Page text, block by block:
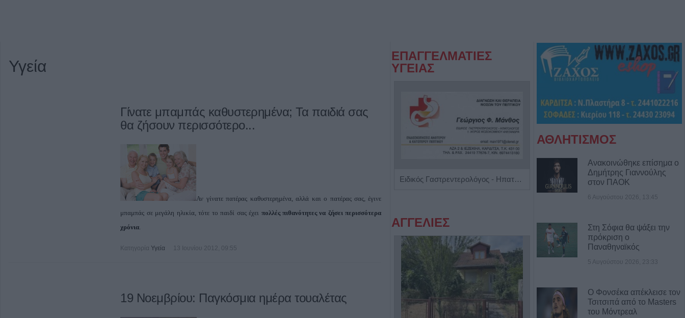
Υγεία
Γίνατε μπαμπάς καθυστερημένα; Τα παιδιά σας
θα ζήσουν περισσότερο...
Αν γίνατε πατέρας καθυστερημένα, αλλά και ο πατέρας σας, έγινε
μπαμπάς σε μεγάλη ηλικία, τότε το παιδί σας έχει πολλές πιθανότητες να ζήσει περισσότερα
χρόνια.
Κατηγορία Υγεία 13 Ιουνίου 2012, 09:55
19 Νοεμβρίου: Παγκόσμια ημέρα τουαλέτας
ΕΠΑΓΓΕΛΜΑΤΙΕΣ
ΥΓΕΙΑΣ
Ειδικός Γαστρεντερολόγος - Ηπατολόγος "Γεώργιος Μάνθος" Ειδικός Καρδιολόγος "Γεώργιος Κοντορούπης"
ΑΓΓΕΛΙΕΣ
ΑΘΛΗΤΙΣΜΟΣ
Ανακοινώθηκε επίσημα ο
Δημήτρης Γιαννούλης
στον ΠΑΟΚ
6 Αυγούστου 2026, 13:45
Στη Σόφια θα ψάξει την
πρόκριση ο
Παναθηναϊκός
5 Αυγούστου 2026, 23:33
Ο Φονσέκα απέκλεισε τον
Τσιτσιπά από το Masters
του Μόντρεαλ